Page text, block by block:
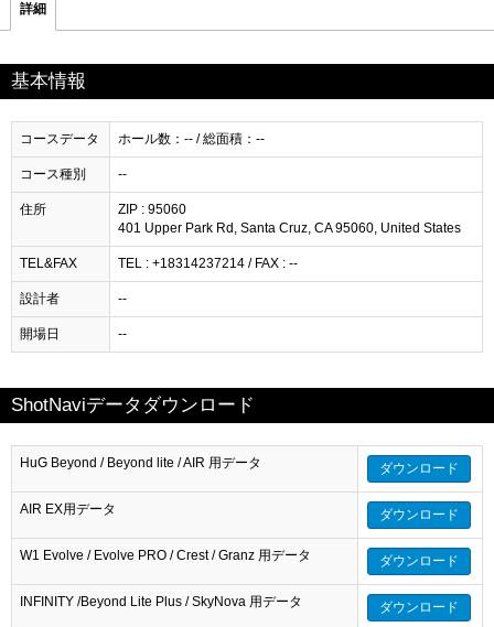
詳細
基本情報
コースデータ ホール数：-- / 総面積：--
コース種別 --
住所
ZIP : 95060
401 Upper Park Rd, Santa Cruz, CA 95060, United States
TEL&FAX TEL : +18314237214 / FAX : --
設計者 --
開場日 --
ShotNaviデータダウンロード
HuG Beyond / Beyond lite / AIR 用データ ダウンロード
AIR EX用データ ダウンロード
W1 Evolve / Evolve PRO / Crest / Granz 用データ ダウンロード
INFINITY /Beyond Lite Plus / SkyNova 用データ ダウンロード